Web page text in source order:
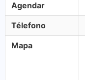
Agendar
Télefono
Mapa